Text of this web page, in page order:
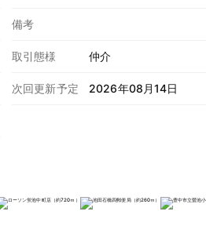
備考
取引態様 仲介
次回更新予定 2026年08月14日